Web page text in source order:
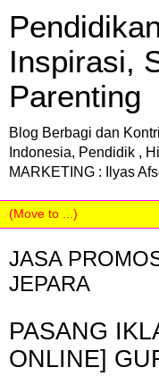
Inspirasi,
Parenting
Blog Berbagi dan
Indonesia, Pendidik ,
MARKETING : Ilyas
JASA
JEPARA
PASANG
ONLINE]